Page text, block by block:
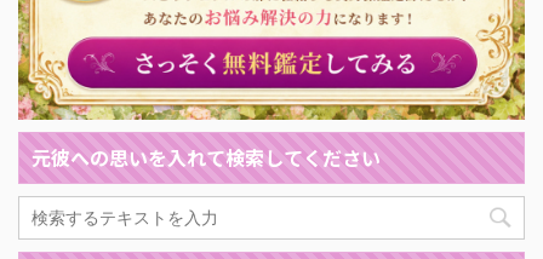
元彼への思いを入れて検索してください